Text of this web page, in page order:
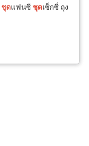
ชุดแฟนซีชุดเซ็กซี่ ถุง